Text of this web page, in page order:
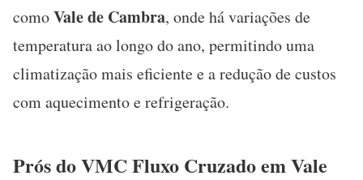
comoVale de Cambra, onde há variações de
temperatura ao longo do ano, permitindo uma
climatização mais eficiente e a redução de custos
com aquecimento e refrigeração.
Prós do VMC Fluxo Cruzado em Vale